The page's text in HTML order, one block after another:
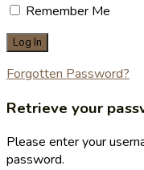
Remember Me
Forgotten Password?
Retrieve your
Please enter your
password.